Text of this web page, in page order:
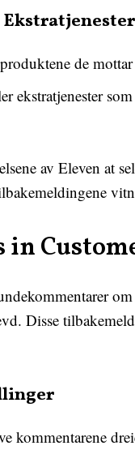
de
ekstratjenester
av Eleven at
in
Disse
kommentarene